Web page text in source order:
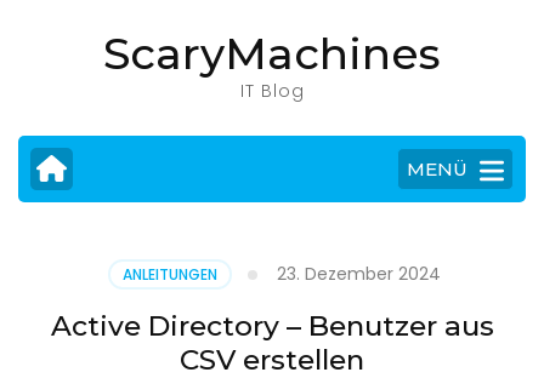
drücken)
ScaryMachines
IT Blog
MENÜ
ANLEITUNGEN 23. Dezember 2024
Active Directory – Benutzer aus
CSV erstellen